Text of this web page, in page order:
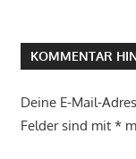
KOMMENTAR
Deine E-Mail-
Felder sind mit *